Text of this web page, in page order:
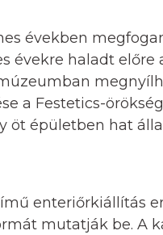
években
évekre haladt előre
a Festetics-
öt épületben hat
enteriőrkiállítás
mutatják be. A